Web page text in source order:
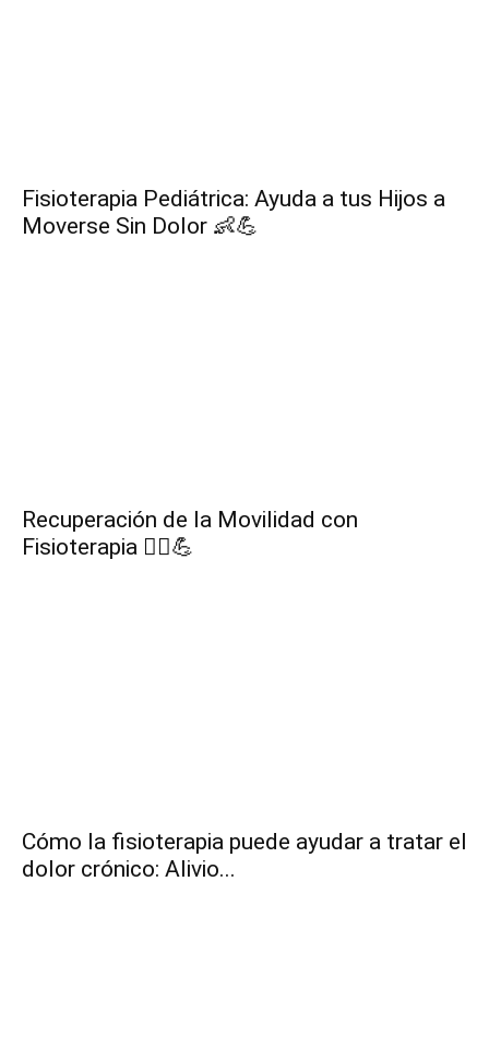
Fisioterapia Pediátrica: Ayuda a tus Hijos a
Moverse Sin Dolor 👶💪
Recuperación de la Movilidad con
Fisioterapia 🏃‍♂️💪
Cómo la fisioterapia puede ayudar a tratar el
dolor crónico: Alivio...